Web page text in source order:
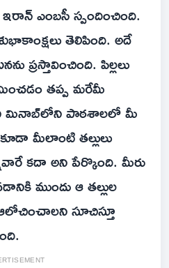
ఎంబసీ స్పందించింది.
తెలిపింది. అదే
పిల్లలు
తప్ప మరేమీ
మినాబ్‌లోని పాఠశాలలో మీ
మీలాంటి తల్లులు
కదా అని పేర్కొంది. మీరు
ముందు ఆ తల్లుల
సూచిస్తూ